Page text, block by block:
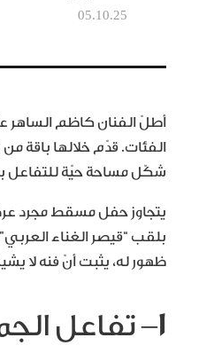
05.10.25
أطلّ الفنان كاظم
الفئات. قدّم خلالها باقة
شكّل مساحة حيّة للتفاعل
يتجاوز حفل مسقط مجرد
بلقب “قيصر الغناء
ظهور له، يثبت أنّ فنه لا
١– تفاعل